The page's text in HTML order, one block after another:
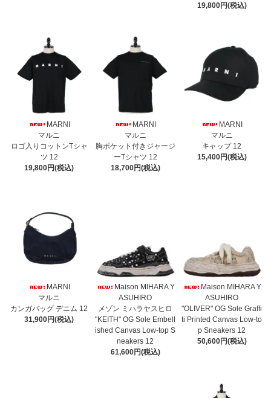
19,800円(税込)
MARNI
マルニ
ロゴ入りコットンTシャ
ツ 12
19,800円(税込)
MARNI
マルニ
胸ポケット付きジャージ
ーTシャツ 12
18,700円(税込)
MARNI
マルニ
キャップ 12
15,400円(税込)
MARNI
マルニ
カンガバッグ デニム 12
31,900円(税込)
Maison MIHARA Y
ASUHIRO
メゾン ミハラヤスヒロ
"KEITH" OG Sole Embell
ished Canvas Low-top S
neakers 12
61,600円(税込)
Maison MIHARA Y
ASUHIRO
"OLIVER" OG Sole Graffi
ti Printed Canvas Low-to
p Sneakers 12
50,600円(税込)